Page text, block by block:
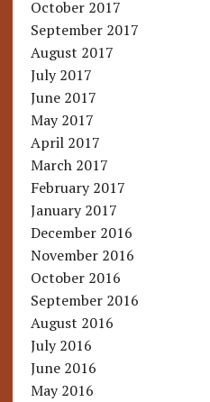
October 2017
September 2017
August 2017
July 2017
June 2017
May 2017
April 2017
March 2017
February 2017
January 2017
December 2016
November 2016
October 2016
September 2016
August 2016
July 2016
June 2016
May 2016